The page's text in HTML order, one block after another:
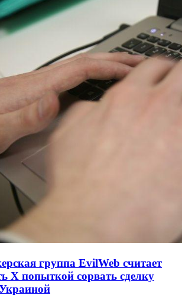
группа EvilWeb считает
Х попыткой сорвать сделку